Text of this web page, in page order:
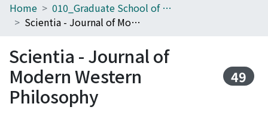
Home
Browse
Download Ranking
Access Statistics
Home
010_Graduate School of Letters
Scientia - Journal of Modern Western Philosophy
Scientia - Journal of
Modern Western
Philosophy
49